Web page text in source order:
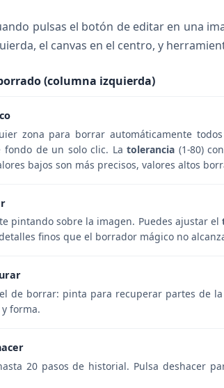
pulsas el botón de editar en una
el canvas en el centro, y
(columna izquierda)
zona para borrar automáticamente
fondo de un solo clic. Latolerancia (1-80)
bajos son más precisos, valores altos
pintando sobre la imagen. Puedes ajustar el
finos que el borrador mágico no
de borrar: pinta para recuperar partes de
forma.
20 pasos de historial. Pulsa deshacer